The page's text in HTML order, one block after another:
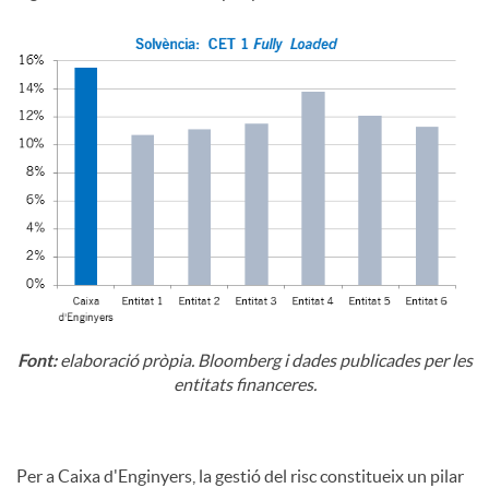
Font:elaboració pròpia. Bloomberg i dades publicades per les
entitats financeres.
Per a Caixa d'Enginyers, la gestió del risc constitueix un pilar